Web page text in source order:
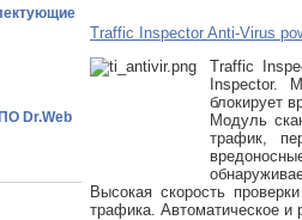
Dr.Web
Traffic Inspector Anti-Virus
Traffic
Inspector.
блокирует
Модуль
трафик,
Высокая скорость
трафика. Автоматическое